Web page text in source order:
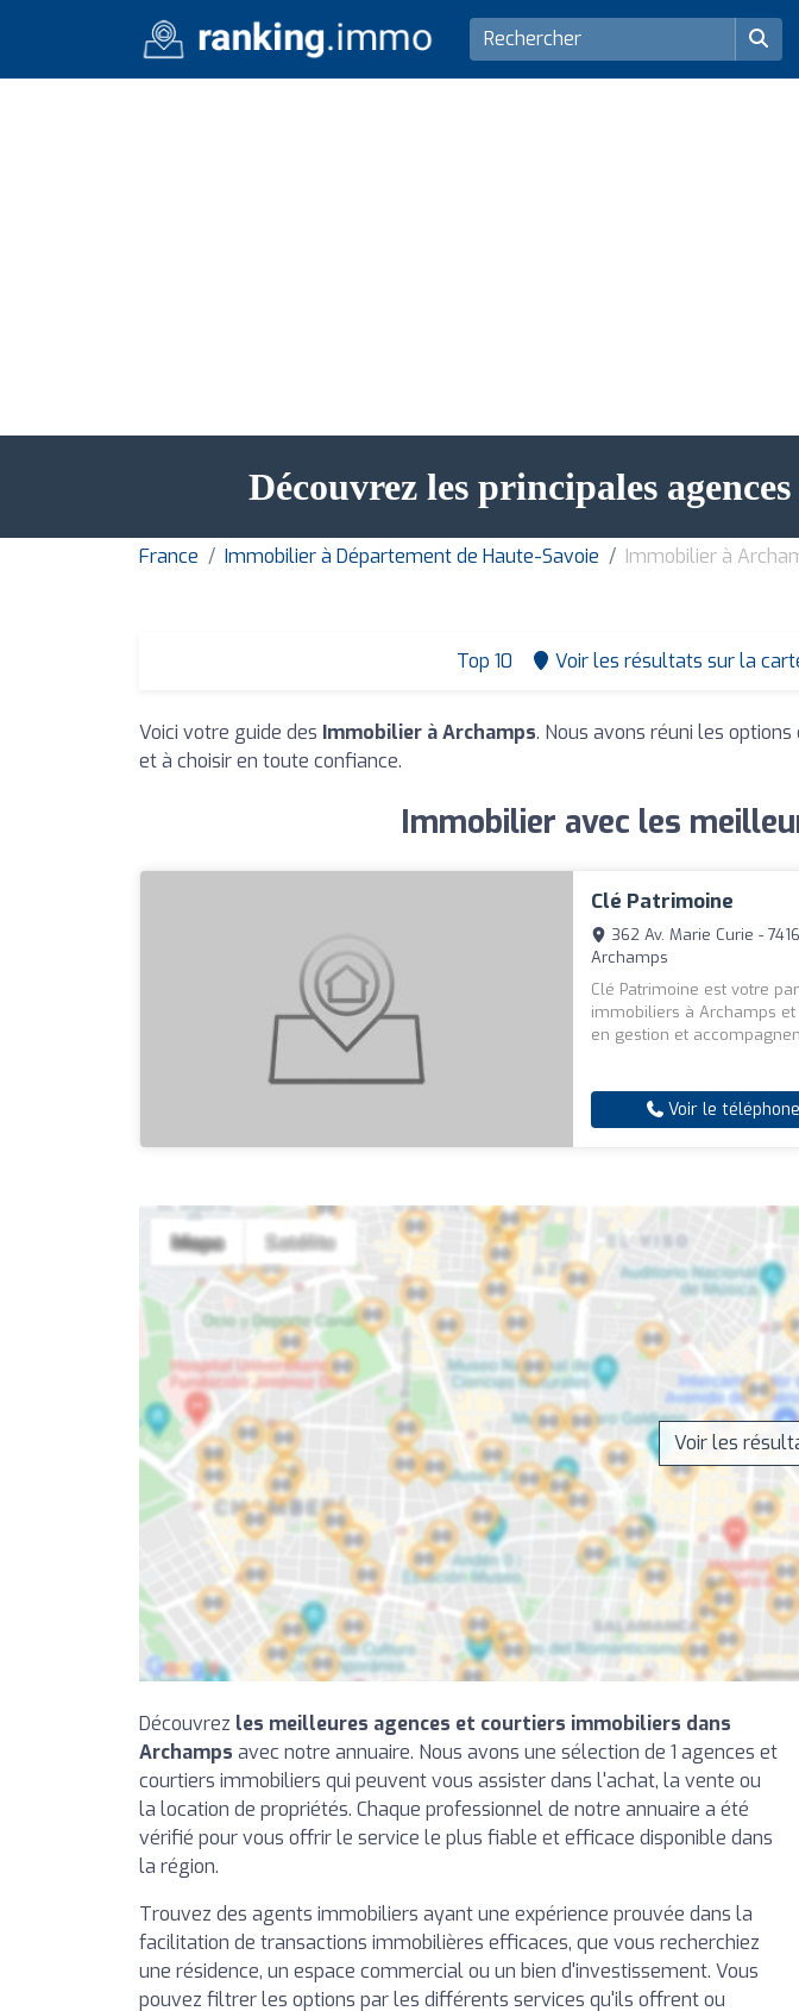
Découvrez les principales
France Immobilier à Département de Haute-Savoie Immobilier à
Top 10 Voir les résultats sur la
Voici votre guide des Immobilier à Archamps. Nous avons réuni les
et à choisir en toute confiance.
Immobilier avec les
Clé Patrimoine
362 Av. Marie Curie -
Archamps
Clé Patrimoine est votre
immobiliers à Archamps
en gestion et
Voir le téléphone
Voir les
Découvrez les meilleures agences et courtiers immobiliers dans
Archamps avec notre annuaire. Nous avons une sélection de 1 agences et
courtiers immobiliers qui peuvent vous assister dans l'achat, la vente ou
la location de propriétés. Chaque professionnel de notre annuaire a été
vérifié pour vous offrir le service le plus fiable et efficace disponible dans
la région.
Trouvez des agents immobiliers ayant une expérience prouvée dans la
facilitation de transactions immobilières efficaces, que vous recherchiez
une résidence, un espace commercial ou un bien d'investissement. Vous
pouvez filtrer les options par les différents services qu'ils offrent ou